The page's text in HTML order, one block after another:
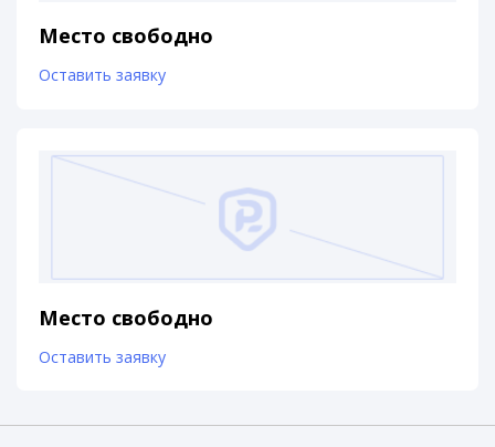
Место свободно
Оставить заявку
Место свободно
Оставить заявку